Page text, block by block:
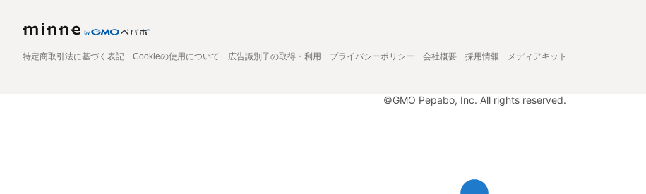
特定商取引法に基づく表記 Cookieの使用について 広告識別子の取得・利用 プライバシーポリシー 会社概要 採用情報 メディアキット
©GMO Pepabo, Inc. All rights reserved.